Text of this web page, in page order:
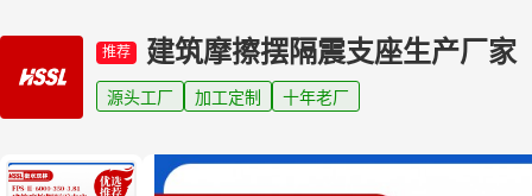
推荐 建筑摩擦摆隔震支座生产厂家
源头工厂 加工定制 十年老厂